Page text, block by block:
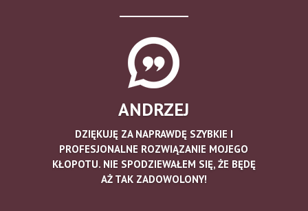
ANDRZEJ
DZIĘKUJĘ ZA NAPRAWDĘ SZYBKIE I
PROFESJONALNE ROZWIĄZANIE MOJEGO
KŁOPOTU. NIE SPODZIEWAŁEM SIĘ, ŻE BĘDĘ
AŻ TAK ZADOWOLONY!